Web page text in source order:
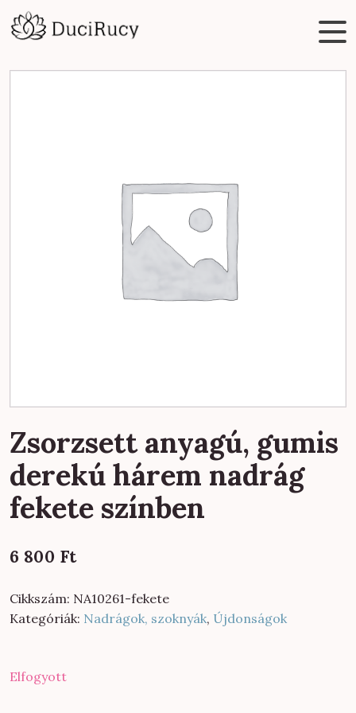
Zsorzsett anyagú, gumis
derekú hárem nadrág
fekete színben
6 800 Ft
Cikkszám: NA10261-fekete
Kategóriák: Nadrágok, szoknyák, Újdonságok
Elfogyott